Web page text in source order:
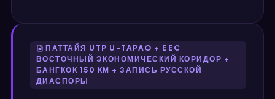
ПАТТАЙЯ UTP U-TAPAO + EEC
ВОСТОЧНЫЙ ЭКОНОМИЧЕСКИЙ КОРИДОР +
БАНГКОК 150 КМ + ЗАПИСЬ РУССКОЙ
ДИАСПОРЫ